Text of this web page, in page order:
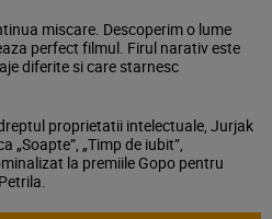
miscare. Descoperim o lume
perfect filmul. Firul narativ este
diferite si care starnesc
proprietatii intelectuale, Jurjak
„Soapte”, „Timp de iubit”,
la premiile Gopo pentru